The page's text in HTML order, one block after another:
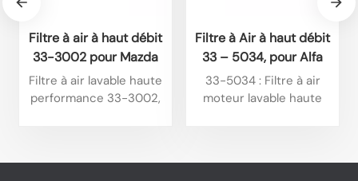
Filtre à air à haut débit
33-3002 pour Mazda
BT50 3.0L L4 Diesel
(2025) et Isuzu D-Max
Filtre à air lavable haute
performance 33-3002,
réutilisable et a une
Filtre à Air à haut débit
33 – 5034, pour Alfa
Romeo Tonale 1,6 l L4
Diesel 2025, Alfa
33-5034 : Filtre à air
moteur lavable haute
modèles Jeep. Ses